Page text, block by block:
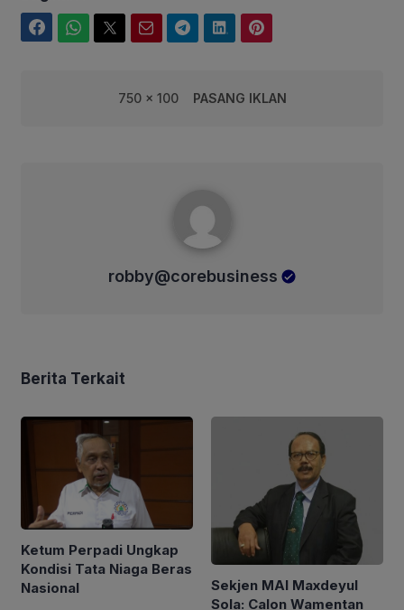
750 x 100 PASANG IKLAN
robby@corebusiness
Berita Terkait
Ketum Perpadi Ungkap
Kondisi Tata Niaga Beras
Nasional
Sekjen MAI Maxdeyul
Sola: Calon Wamentan